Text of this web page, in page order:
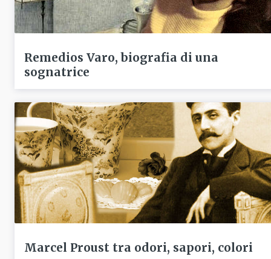
Remedios Varo, biografia di una
sognatrice
Marcel Proust tra odori, sapori, colori